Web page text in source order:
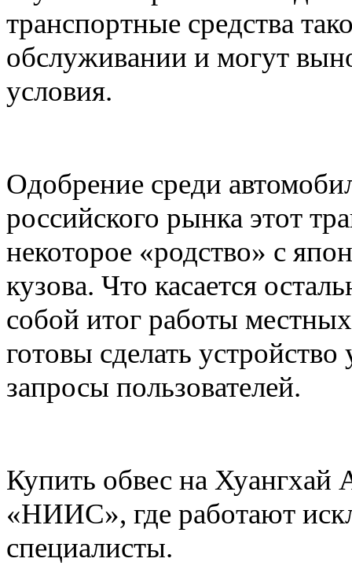
транспортные средства
обслуживании и могут
условия.
Одобрение среди
российского рынка этот
некоторое «родство» с
кузова. Что касается
собой итог работы
готовы сделать
запросы пользователей.
Купить обвес на
«НИИС», где работают
специалисты.